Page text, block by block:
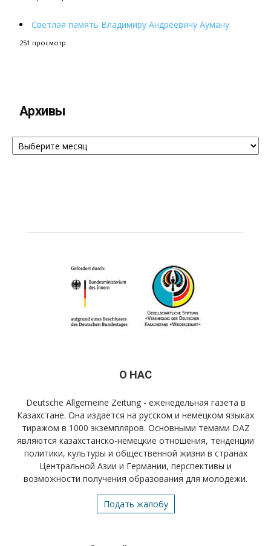
Светлая память Владимиру Андреевичу Ауману
251 просмотр
Архивы
Архивы
О НАС
Deutsche Allgemeine Zeitung - еженедельная газета в
Казахстане. Она издается на русском и немецком языках
тиражом в 1000 экземпляров. Основными темами DAZ
являются казахстанско-немецкие отношения, тенденции
политики, культуры и общественной жизни в странах
Центральной Азии и Германии, перспективы и
возможности получения образования для молодежи.
Подать жалобу